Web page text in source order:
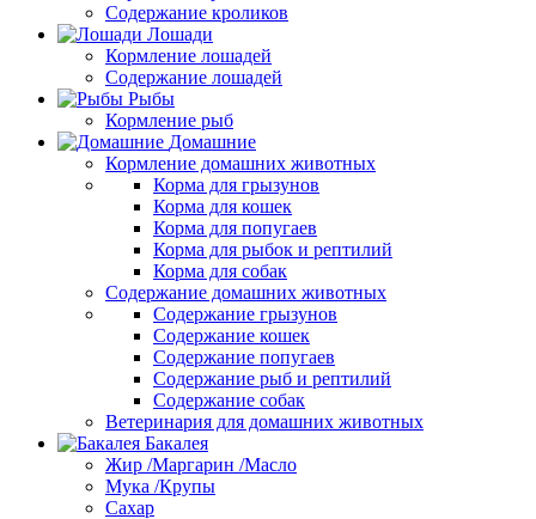
Содержание кроликов
Лошади
Кормление лошадей
Содержание лошадей
Рыбы
Кормление рыб
Домашние
Кормление домашних животных
Корма для грызунов
Корма для кошек
Корма для попугаев
Корма для рыбок и рептилий
Корма для собак
Содержание домашних животных
Содержание грызунов
Содержание кошек
Содержание попугаев
Содержание рыб и рептилий
Содержание собак
Ветеринария для домашних животных
Бакалея
Жир /Маргарин /Масло
Мука /Крупы
Сахар